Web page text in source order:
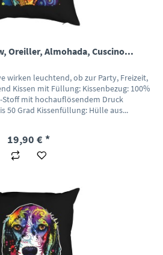
Oreiller, Almohada, Cuscino...
wirken leuchtend, ob zur Party, Freizeit,
Kissen mit Füllung: Kissenbezug: 100%
mit hochauflösendem Druck
50 Grad Kissenfüllung: Hülle aus...
19,90 € *